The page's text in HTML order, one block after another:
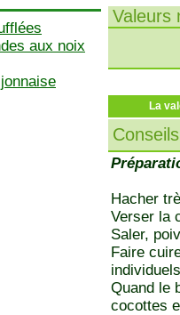
aux noix
Valeurs
La
Hacher
Verser la
Saler,
Faire
Quand le
cocottes